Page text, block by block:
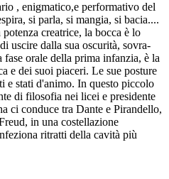
, enigmatico,e performativo del
si parla, si mangia, si bacia....
creatrice, la bocca è lo
uscire dalla sua oscurità, sovra-
orale della prima infanzia, è la
e dei suoi piaceri. Le sue posture
e stati d'animo. In questo piccolo
di filosofia nei licei e presidente
ci conduce tra Dante e Pirandello,
in una costellazione
ritratti della cavità più